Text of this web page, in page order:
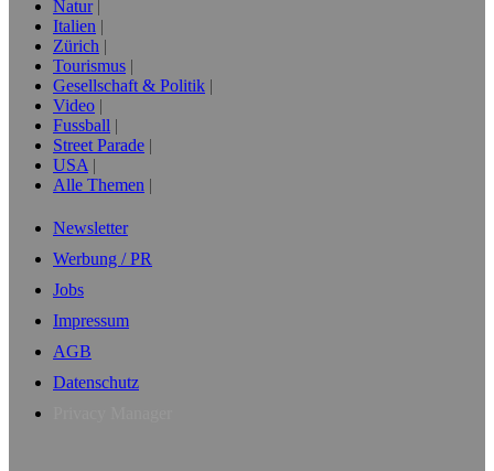
Natur
Italien
Zürich
Tourismus
Gesellschaft & Politik
Video
Fussball
Street Parade
USA
Alle Themen
Newsletter
Werbung / PR
Jobs
Impressum
AGB
Datenschutz